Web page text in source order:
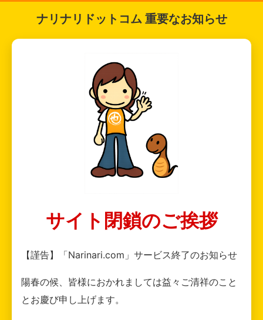
ナリナリドットコム 重要なお知らせ
サイト閉鎖のご挨拶
【謹告】「Narinari.com」サービス終了のお知らせ
陽春の候、皆様におかれましては益々ご清祥のこと
とお慶び申し上げます。